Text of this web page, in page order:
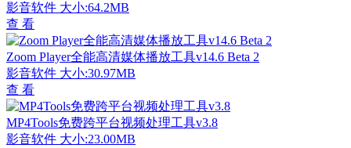
影音软件 大小:64.2MB
查 看
Zoom Player全能高清媒体播放工具v14.6 Beta 2
影音软件 大小:30.97MB
查 看
MP4Tools免费跨平台视频处理工具v3.8
影音软件 大小:23.00MB